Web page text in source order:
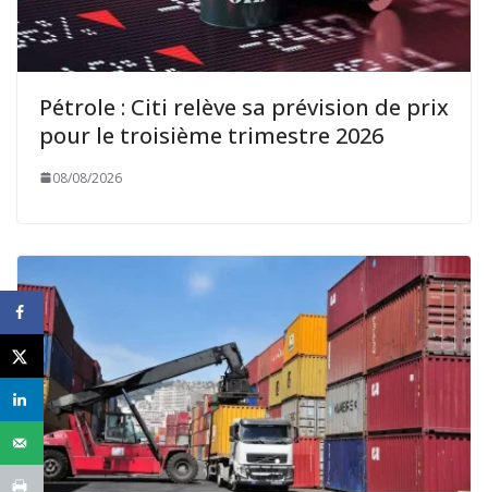
Pétrole : Citi relève sa prévision de prix
pour le troisième trimestre 2026
08/08/2026